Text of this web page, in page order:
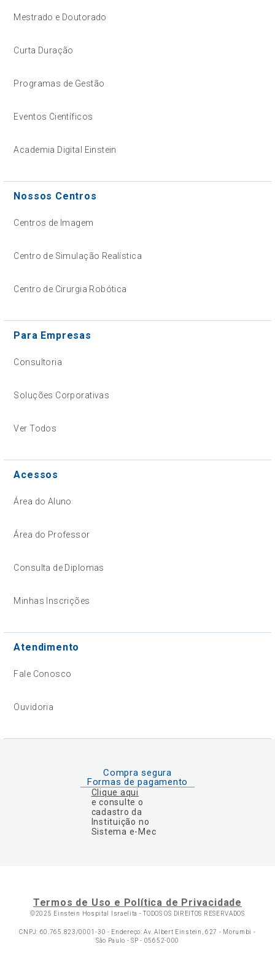
Mestrado e Doutorado
Curta Duração
Programas de Gestão
Eventos Científicos
Academia Digital Einstein
Nossos Centros
Centros de Imagem
Centro de Simulação Realística
Centro de Cirurgia Robótica
Para Empresas
Consultoria
Soluções Corporativas
Ver Todos
Acessos
Área do Aluno
Área do Professor
Consulta de Diplomas
Minhas Inscrições
Atendimento
Fale Conosco
Ouvidoria
Compra segura
Formas de pagamento
Clique aqui
e consulte o
cadastro da
Instituição no
Sistema e-Mec
Termos de Uso e Política de Privacidade
©2025 Einstein Hospital Israelita -TODOS OS DIREITOS RESERVADOS
CNPJ: 60.765.823/0001-30 - Endereço: Av. Albert Einstein, 627 - Morumbi -
São Paulo - SP - 05652-000